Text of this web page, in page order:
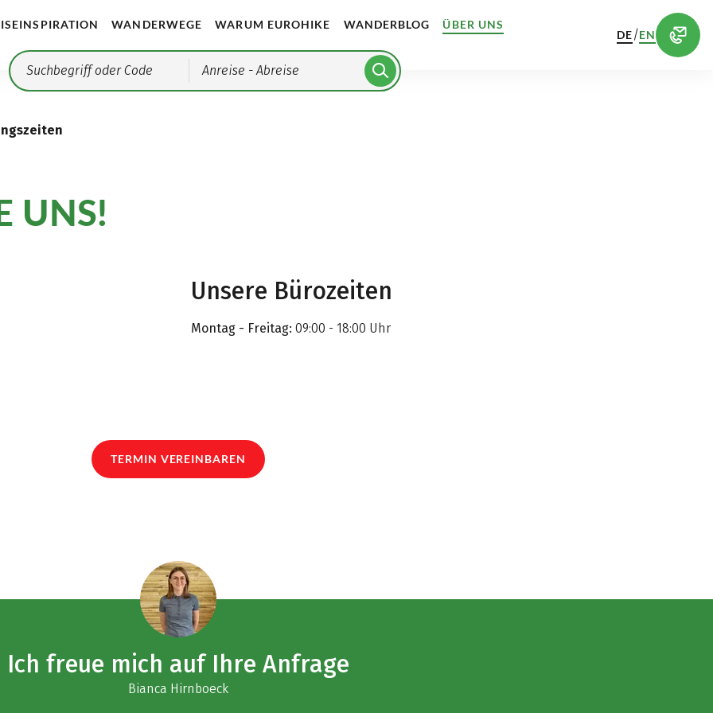
WANDERWEGE WARUM EUROHIKE WANDERBLOG ÜBER UNS
Anreise - Abreise
DE/EN
UNS!
Unsere Bürozeiten
Montag - Freitag: 09:00 - 18:00 Uhr
TERMIN VEREINBAREN
Ich freue mich auf Ihre Anfrage
Bianca Hirnboeck